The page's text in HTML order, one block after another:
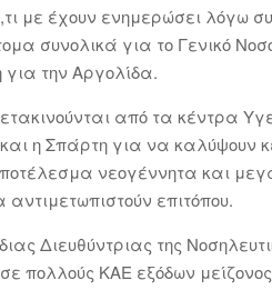
με έχουν ενημερώσει λόγω
συνολικά για το Γενικό
για την Αργολίδα.
από τα κέντρα
η Σπάρτη για να καλύψουν
νεογέννητα και
επιτόπου.
Διευθύντριας της
ΚΑΕ εξόδων